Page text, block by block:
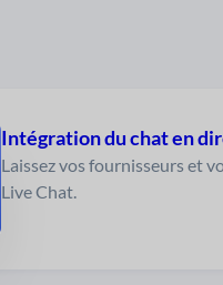
Intégration du chat en
Laissez vos fournisseurs et
Live Chat.